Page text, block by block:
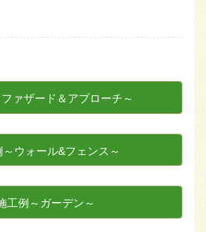
ァザード＆アプローチ～
ウォール&フェンス～
工例～ガーデン～